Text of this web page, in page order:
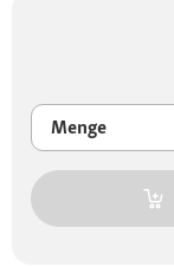
Menge